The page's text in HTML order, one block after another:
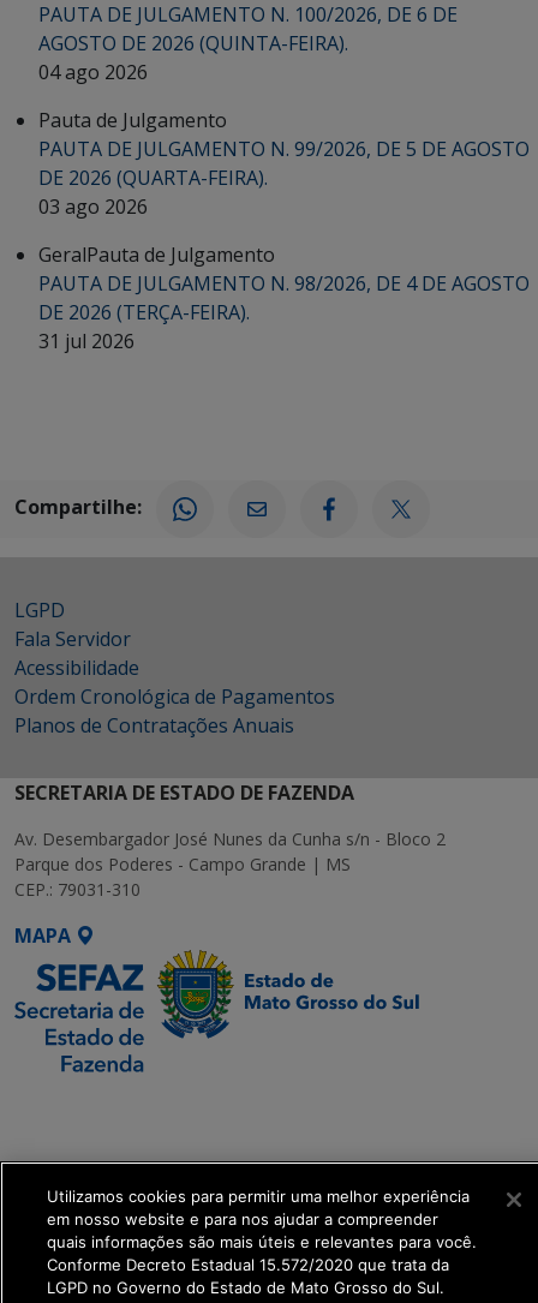
PAUTA DE JULGAMENTO N. 100/2026, DE 6 DE
AGOSTO DE 2026 (QUINTA-FEIRA).
04 ago 2026
Pauta de Julgamento
PAUTA DE JULGAMENTO N. 99/2026, DE 5 DE AGOSTO
DE 2026 (QUARTA-FEIRA).
03 ago 2026
GeralPauta de Julgamento
PAUTA DE JULGAMENTO N. 98/2026, DE 4 DE AGOSTO
DE 2026 (TERÇA-FEIRA).
31 jul 2026
Compartilhe:
LGPD
Fala Servidor
Acessibilidade
Ordem Cronológica de Pagamentos
Planos de Contratações Anuais
SECRETARIA DE ESTADO DE FAZENDA
Av. Desembargador José Nunes da Cunha s/n - Bloco 2
Parque dos Poderes - Campo Grande | MS
CEP.: 79031-310
MAPA
Transformação Digital
get_footer();
Utilizamos cookies para permitir uma melhor experiência
em nosso website e para nos ajudar a compreender
quais informações são mais úteis e relevantes para você.
Conforme Decreto Estadual 15.572/2020 que trata da
LGPD no Governo do Estado de Mato Grosso do Sul.